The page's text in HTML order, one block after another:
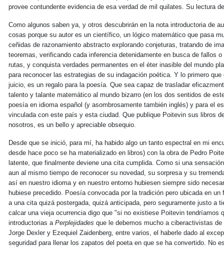
provee contundente evidencia de esa verdad de mil quilates. Su lectura
Como algunos saben ya, y otros descubrirán en la nota introductoria de
cosas porque su autor es un científico, un lógico matemático que pasa
ceñidas de razonamiento abstracto explorando conjeturas, tratando de
teoremas, verificando cada inferencia detenidamente en busca de fallos
rutas, y conquista verdades permanentes en el éter inasible del mundo
para reconocer las estrategias de su indagación poética. Y lo primero
juicio, es un regalo para la poesía. Que sea capaz de trasladar
talento y talante matemático al mundo bizarro (en los dos sentidos de
poesía en idioma español (y asombrosamente también inglés) y para el
vinculada con este país y esta ciudad. Que publique Poitevin sus libros
nosotros, es un bello y apreciable obsequio.
Desde que se inició, para mí, ha habido algo un tanto espectral en mi
desde hace poco se ha materializado en libros) con la obra de Pedro
latente, que finalmente deviene una cita cumplida. Como si una
aun al mismo tiempo de reconocer su novedad, su sorpresa y su
así en nuestro idioma y en nuestro entorno hubiesen siempre sido
hubiese precedido. Poesía convocada por la tradición pero ubicada en
a una cita quizá postergada, quizá anticipada, pero seguramente justo a
calcar una vieja ocurrencia digo que "si no existiese Poitevin tendríamos
introductorias a Perplejidades que le debemos mucho a ciberactivistas
Jorge Dexler y Ezequiel Zaidenberg, entre varios, el haberle dado al
seguridad para llenar los zapatos del poeta en que se ha convertido. No